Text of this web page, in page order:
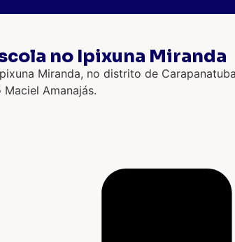
no Ipixuna Miranda
Miranda, no distrito de
Amanajás.